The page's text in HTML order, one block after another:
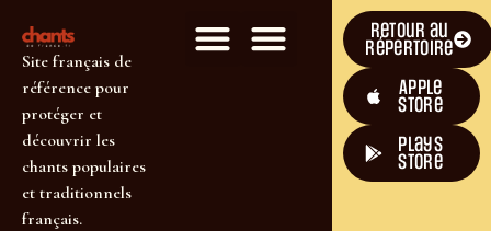
Site français de
référence pour
protéger et
découvrir les
chants populaires
et traditionnels
français.
Retour au
répertoire
Apple
Store
plays
store